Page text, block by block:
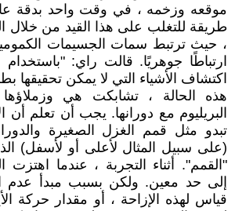
موقعه وزخمه ، في وقت واحد بدقة
طريقة للتغلب على هذا القيد من خلال
، حيث ترتبط سمات الجسيمات
ارتباطًا جوهريًا. قالت راي: "باستخدام
اكتشاف الأشياء التي لا يمكن تحقيقها
هذه الحالة ، تشابكت هي
البريليوم مع دورانها. يجب أن تعلم أن
تبدو مثل قمم الغزل الصغيرة
(على سبيل المثال لأعلى أو لأسفل)
"القمم". أثناء التجربة ، عندما اهتزت
إلى حد معين. ولكن بسبب مبدأ عدم
قياس لهذه الإزاحة ، أو مقدار حركة